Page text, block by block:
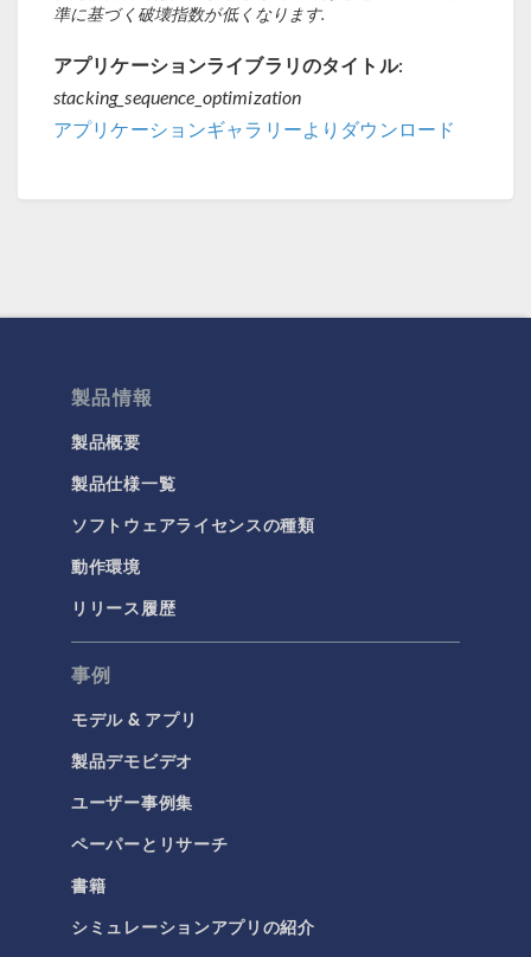
準に基づく破壊指数が低くなります.
アプリケーションライブラリのタイトル:
stacking_sequence_optimization
アプリケーションギャラリーよりダウンロード
製品情報
製品概要
製品仕様一覧
ソフトウェアライセンスの種類
動作環境
リリース履歴
事例
モデル & アプリ
製品デモビデオ
ユーザー事例集
ペーパーとリサーチ
書籍
シミュレーションアプリの紹介